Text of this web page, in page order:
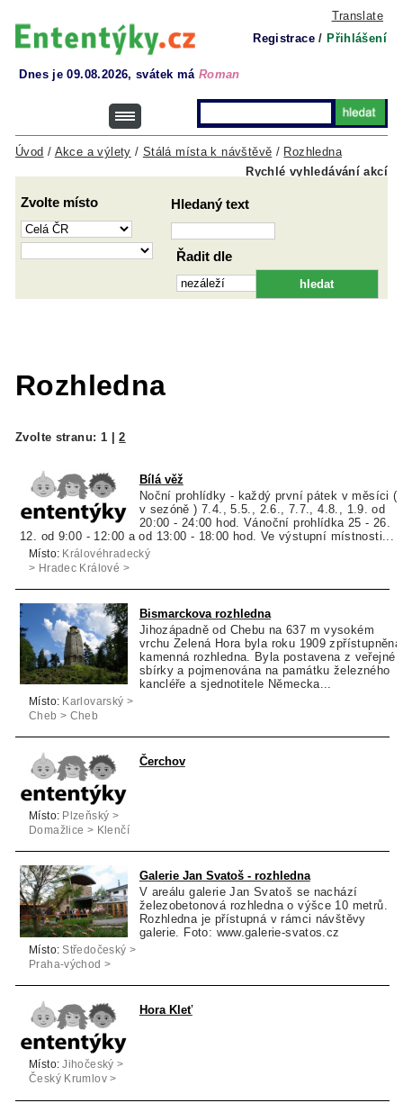
Translate
Registrace / Přihlášení
Dnes je 09.08.2026, svátek má Roman
Rychlé vyhledávání akcí
Úvod / Akce a výlety / Stálá místa k návštěvě / Rozhledna
Zvolte místo Hledaný text
Řadit dle
Rozhledna
Zvolte stranu: 1 |2
Bílá věž
Noční prohlídky - každý první pátek v měsíci (
v sezóně ) 7.4., 5.5., 2.6., 7.7., 4.8., 1.9. od
20:00 - 24:00 hod. Vánoční prohlídka 25 - 26.
12. od 9:00 - 12:00 a od 13:00 - 18:00 hod. Ve výstupní místnosti...
Místo: Královéhradecký
> Hradec Králové >
Bismarckova rozhledna
Jihozápadně od Chebu na 637 m vysokém
vrchu Zelená Hora byla roku 1909 zpřístupněna
kamenná rozhledna. Byla postavena z veřejné
sbírky a pojmenována na památku železného
kancléře a sjednotitele Německa...
Místo: Karlovarský >
Cheb > Cheb
Čerchov
Místo: Plzeňský >
Domažlice > Klenčí
Galerie Jan Svatoš - rozhledna
V areálu galerie Jan Svatoš se nachází
železobetonová rozhledna o výšce 10 metrů.
Rozhledna je přístupná v rámci návštěvy
galerie. Foto: www.galerie-svatos.cz
Místo: Středočeský >
Praha-východ >
Hora Kleť
Místo: Jihočeský >
Český Krumlov >